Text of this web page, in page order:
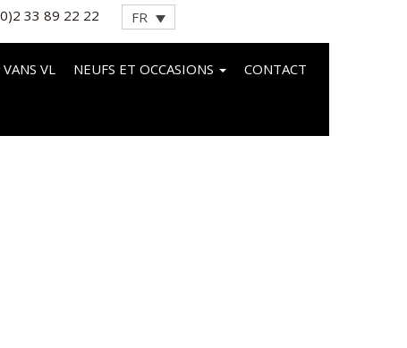
33 89 22 22 FR
VANS VL NEUFS ET OCCASIONS CONTACT